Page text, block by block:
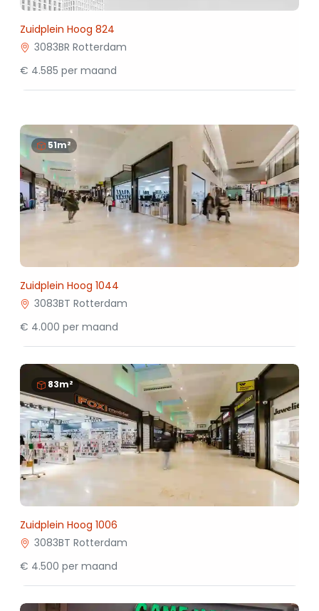
Zuidplein Hoog 824
3083BR Rotterdam
€ 4.585 per maand
51m²
Zuidplein Hoog 1044
3083BT Rotterdam
€ 4.000 per maand
83m²
Zuidplein Hoog 1006
3083BT Rotterdam
€ 4.500 per maand